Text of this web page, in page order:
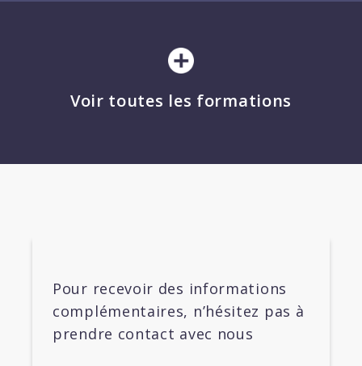
Voir toutes les formations
Pour recevoir des informations
complémentaires, n’hésitez pas à
prendre contact avec nous